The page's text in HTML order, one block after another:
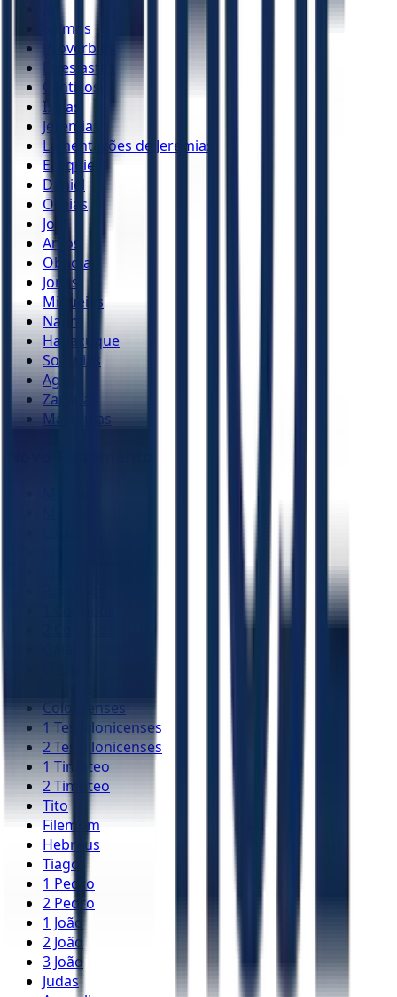
Salmos
Provérbios
Eclesiastes
Cânticos
Isaías
Jeremias
Lamentações de Jeremias
Ezequiel
Daniel
Oséias
Joel
Amós
Obadias
Jonas
Miquéias
Naum
Habacuque
Sofonias
Ageu
Zacarias
Malaquias
Colossenses
1 Tessalonicenses
2 Tessalonicenses
1 Timóteo
2 Timóteo
Tito
Filemom
Hebreus
Tiago
1 Pedro
2 Pedro
1 João
2 João
3 João
Judas